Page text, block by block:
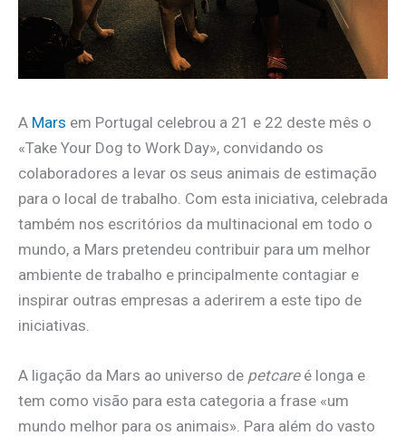
A Mars em Portugal celebrou a 21 e 22 deste mês o
«Take Your Dog to Work Day», convidando os
colaboradores a levar os seus animais de estimação
para o local de trabalho. Com esta iniciativa, celebrada
também nos escritórios da multinacional em todo o
mundo, a Mars pretendeu contribuir para um melhor
ambiente de trabalho e principalmente contagiar e
inspirar outras empresas a aderirem a este tipo de
iniciativas.
A ligação da Mars ao universo de petcareé longa e
tem como visão para esta categoria a frase «um
mundo melhor para os animais». Para além do vasto